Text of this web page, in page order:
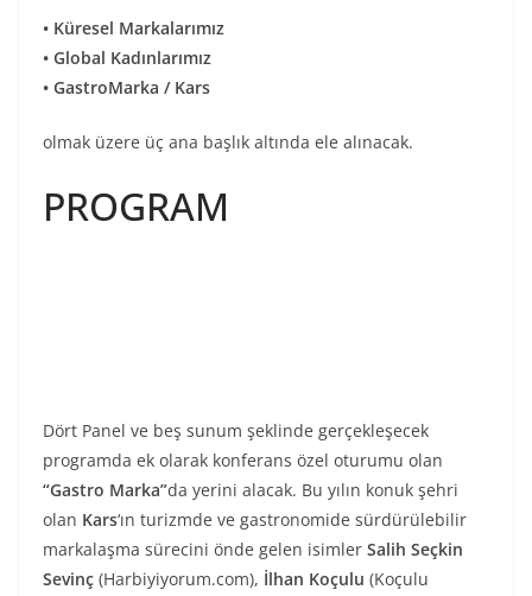
• Küresel Markalarımız
• Global Kadınlarımız
• GastroMarka / Kars
olmak üzere üç ana başlık altında ele alınacak.
PROGRAM
Dört Panel ve beş sunum şeklinde gerçekleşecek
programda ek olarak konferans özel oturumu olan
“Gastro Marka”da yerini alacak. Bu yılın konuk şehri
olan Kars‘ın turizmde ve gastronomide sürdürülebilir
markalaşma sürecini önde gelen isimler Salih Seçkin
Sevinç (Harbiyiyorum.com), İlhan Koçulu (Koçulu